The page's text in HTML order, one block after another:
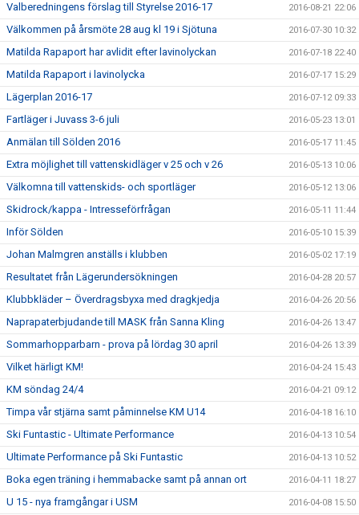
Valberedningens förslag till Styrelse 2016-17 2016-08-21 22:06
Välkommen på årsmöte 28 aug kl 19 i Sjötuna 2016-07-30 10:32
Matilda Rapaport har avlidit efter lavinolyckan 2016-07-18 22:40
Matilda Rapaport i lavinolycka 2016-07-17 15:29
Lägerplan 2016-17 2016-07-12 09:33
Fartläger i Juvass 3-6 juli 2016-05-23 13:01
Anmälan till Sölden 2016 2016-05-17 11:45
Extra möjlighet till vattenskidläger v 25 och v 26 2016-05-13 10:06
Välkomna till vattenskids- och sportläger 2016-05-12 13:06
Skidrock/kappa - Intresseförfrågan 2016-05-11 11:44
Inför Sölden 2016-05-10 15:39
Johan Malmgren anställs i klubben 2016-05-02 17:19
Resultatet från Lägerundersökningen 2016-04-28 20:57
Klubbkläder – Överdragsbyxa med dragkjedja 2016-04-26 20:56
Naprapaterbjudande till MASK från Sanna Kling 2016-04-26 13:47
Sommarhopparbarn - prova på lördag 30 april 2016-04-26 13:39
Vilket härligt KM! 2016-04-24 15:43
KM söndag 24/4 2016-04-21 09:12
Timpa vår stjärna samt påminnelse KM U14 2016-04-18 16:10
Ski Funtastic - Ultimate Performance 2016-04-13 10:54
Ultimate Performance på Ski Funtastic 2016-04-13 10:52
Boka egen träning i hemmabacke samt på annan ort 2016-04-11 18:27
U 15 - nya framgångar i USM 2016-04-08 15:50